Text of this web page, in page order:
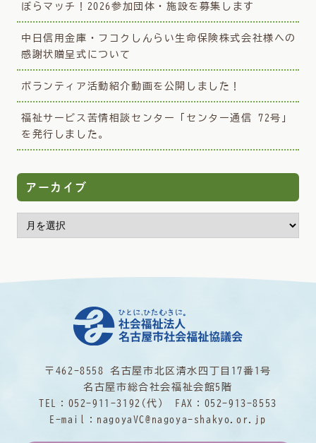
ぼらマッチ！2026参加団体・施設を募集します
中日信用金庫・フコクしんらい生命保険株式会社様への
感謝状贈呈式について
ボランティア活動紹介動画を公開しました！
福祉サービス苦情相談センター「センター通信 72号」
を発行しました。
アーカイブ
〒462-8558 名古屋市北区清水四丁目17番1号
名古屋市総合社会福祉会館5階
TEL： 052-911-3192 (代) FAX：052-913-8553
E-mail： nagoyaVC@nagoya-shakyo.or.jp